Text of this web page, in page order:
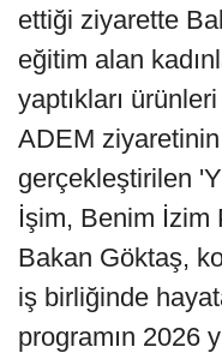
ettiği ziyarette
eğitim alan
yaptıkları
ADEM
gerçekleştirilen
İşim, Benim İzim
Bakan Göktaş,
iş birliğinde
programın 2026